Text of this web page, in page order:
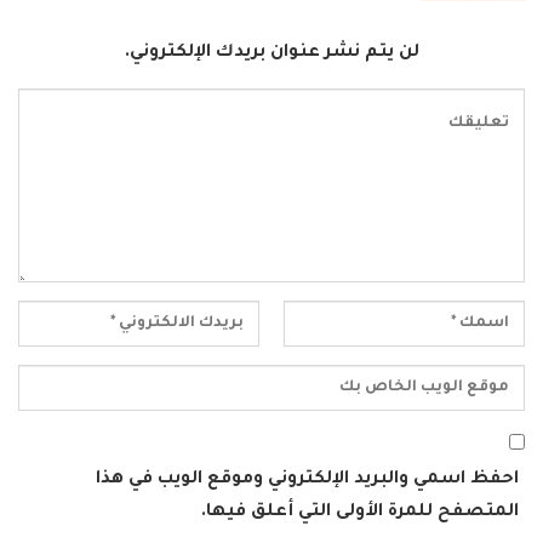
لن يتم نشر عنوان بريدك الإلكتروني.
احفظ اسمي والبريد الإلكتروني وموقع الويب في هذا
المتصفح للمرة الأولى التي أعلق فيها.